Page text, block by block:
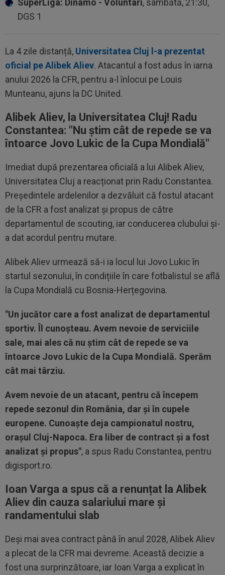
SuperLiga: Dinamo - Voluntari, sâmbătă, 21:30,
DGS 1
La 4 zile distanță, Universitatea Cluj l-a prezentat
oficial pe Alibek Aliev. Atacantul a fost adus în iarna
anului 2026 la CFR, pentru a-l înlocui pe Louis
Munteanu, ajuns la DC United.
Alibek Aliev, la Universitatea Cluj! Radu
Constantea: "Nu știm cât de repede se va
întoarce Jovo Lukic de la Cupa Mondială"
Imediat după prezentarea oficială a lui Alibek Aliev,
Universitatea Cluj a reacționat prin Radu Constantea.
Președintele ardelenilor a dezvăluit că fostul atacant
de la CFR a fost analizat și propus de către
departamentul de scouting, iar conducerea clubului și-
a dat acordul pentru mutare.
Alibek Aliev urmează să-i ia locul lui Jovo Lukic în
startul sezonului, în condițiile în care fotbalistul se află
la Cupa Mondială cu Bosnia-Herțegovina.
"Un jucător care a fost analizat de departamentul
sportiv. Îl cunoșteau. Avem nevoie de serviciile
sale, mai ales că nu știm cât de repede se va
întoarce Jovo Lukic de la Cupa Mondială. Sperăm
cât mai târziu.
Avem nevoie de un atacant, pentru că începem
repede sezonul din România, dar și în cupele
europene. Cunoaște deja campionatul nostru,
orașul Cluj-Napoca. Era liber de contract și a fost
analizat și propus", a spus Radu Constantea, pentru
digisport.ro.
Ioan Varga a spus că a renunțat la Alibek
Aliev din cauza salariului mare și
randamentului slab
Deși mai avea contract până în anul 2028, Alibek Aliev
a plecat de la CFR mai devreme. Această decizie a
fost una surprinzătoare, iar Ioan Varga a explicat în